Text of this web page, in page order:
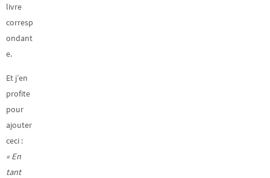
livre
corresp
ondant
e.
Et j’en
profite
pour
ajouter
ceci :
« En
tant